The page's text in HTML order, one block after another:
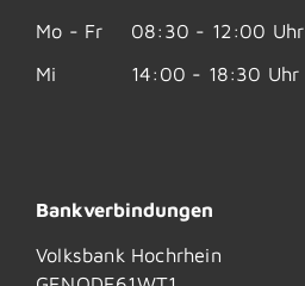
Mo - Fr
08:30 - 12:00 Uhr
Mi
14:00 - 18:30 Uhr
Bankverbindungen
Volksbank Hochrhein